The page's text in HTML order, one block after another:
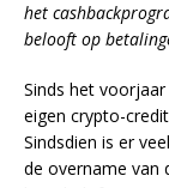
het
belooft op
Sinds het voorjaar
eigen crypto-
Sindsdien is er
de overname van